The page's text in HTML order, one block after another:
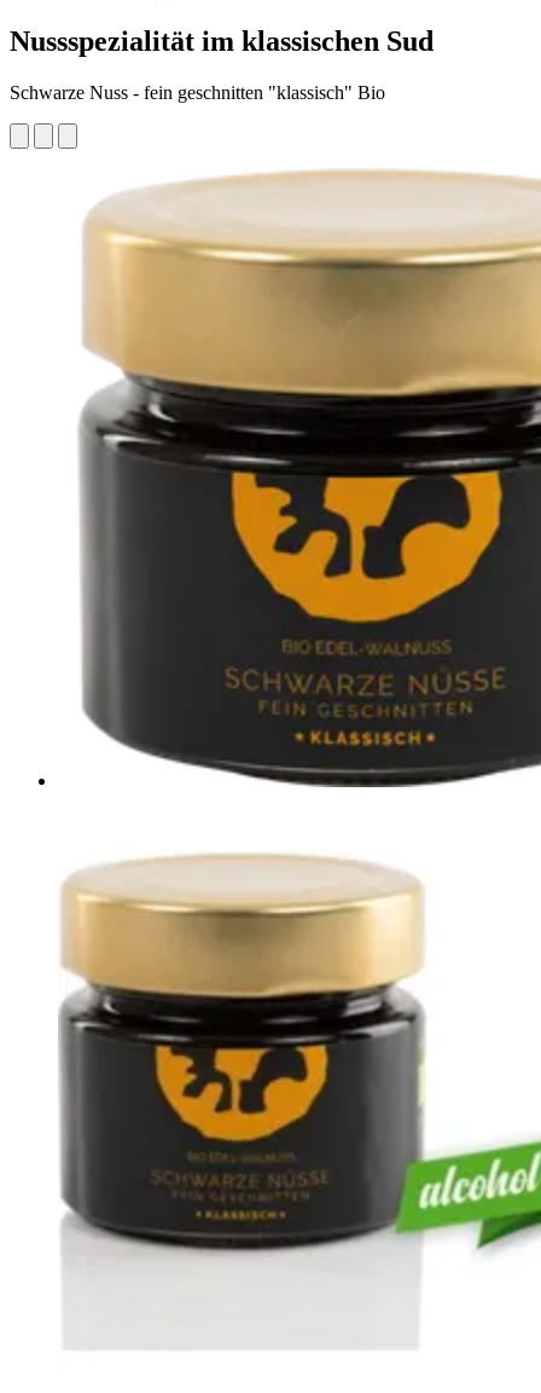
Nussspezialität im klassischen Sud
Schwarze Nuss - fein geschnitten "klassisch" Bio